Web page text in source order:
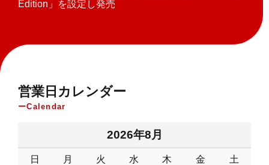
営業日カレンダー
Calendar
2026年8月
日 月 火 水 木 金 土